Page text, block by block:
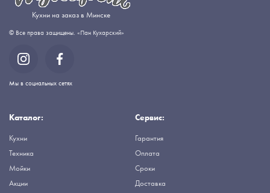
Кухни на заказ в Минске
© Все права защищены. «Пан Кухарский»
Мы в социальных сетях
Каталог:
Кухни
Техника
Мойки
Акции
Сервис:
Гарантия
Оплата
Сроки
Доставка